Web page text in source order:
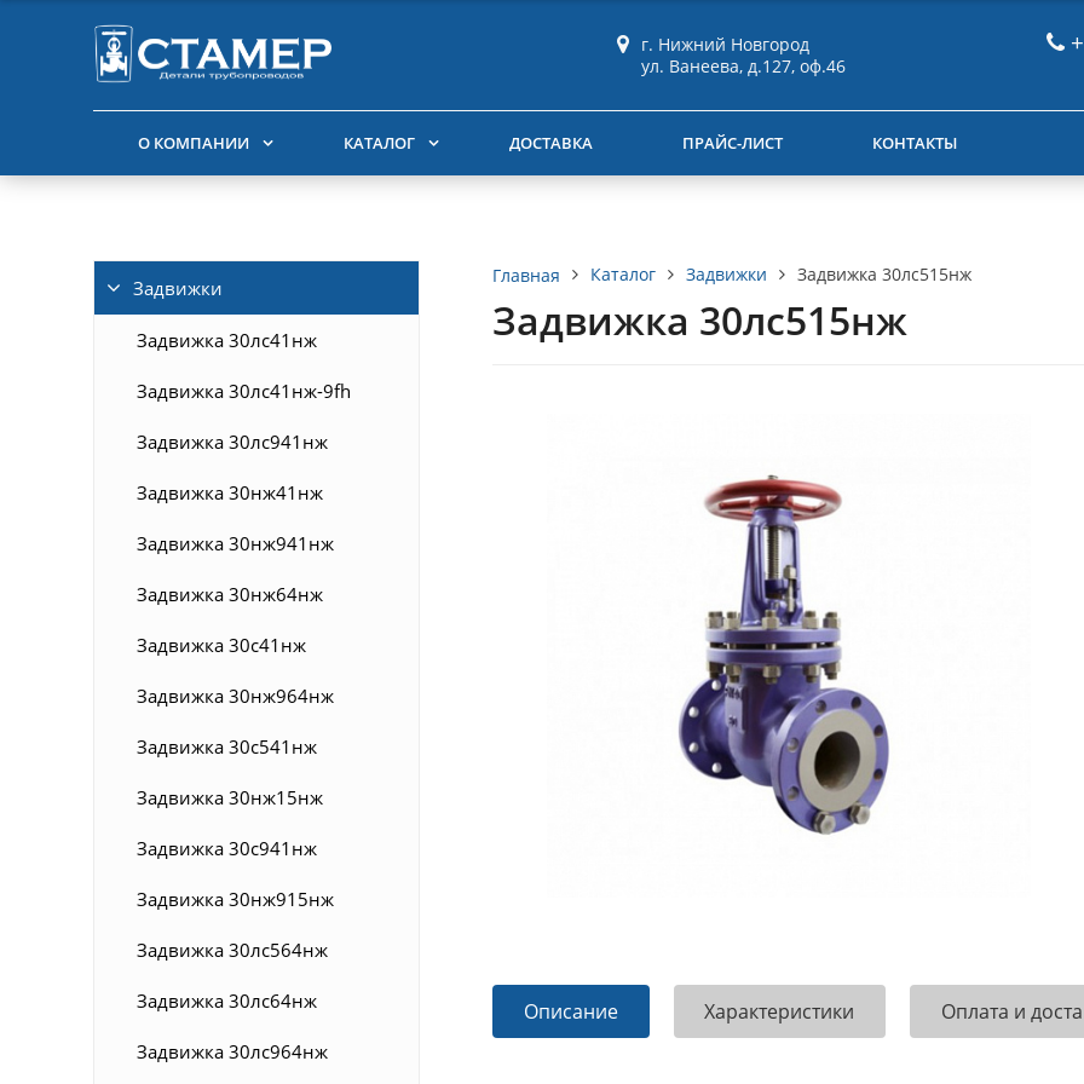
г. Нижний Новгород
ул. Ванеева, д.127, оф.46
О КОМПАНИИ КАТАЛОГ ДОСТАВКА ПРАЙС-ЛИСТ КОНТАКТЫ
Задвижки
Задвижка 30лс41нж
Задвижка 30лс41нж-9fh
Задвижка 30лс941нж
Задвижка 30нж41нж
Задвижка 30нж941нж
Задвижка 30нж64нж
Задвижка 30с41нж
Задвижка 30нж964нж
Задвижка 30с541нж
Задвижка 30нж15нж
Задвижка 30с941нж
Задвижка 30нж915нж
Задвижка 30лс564нж
Задвижка 30лс64нж
Задвижка 30лс964нж
Главная Каталог Задвижки Задвижка 30лс515нж
Задвижка 30лс515нж
Описание Характеристики Оплата и